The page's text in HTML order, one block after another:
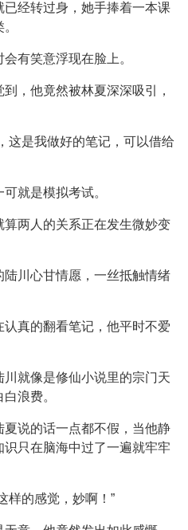
经转过身，她手捧着一本课
有笑意浮现在脸上。
，他竟然被林夏深深吸引，
这是我做好的笔记，可以借给
就是模拟考试。
两人的关系正在发生微妙变
川心甘情愿，一丝抵触情绪
真的翻看笔记，他平时不爱
就像是修仙小说里的宗门天
浪费。
说的话一点都不假，当他静
只在脑海中过了一遍就牢牢
样的感觉，妙啊！”